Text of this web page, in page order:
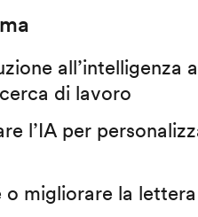
all’intelligenza
di lavoro
l’IA per
o migliorare la